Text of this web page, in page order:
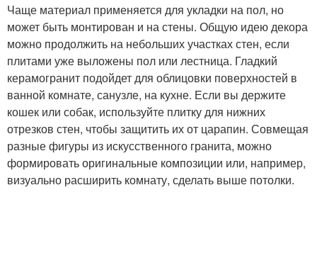
Чаще материал применяется для укладки на пол, но
может быть монтирован и на стены. Общую идею декора
можно продолжить на небольших участках стен, если
плитами уже выложены пол или лестница. Гладкий
керамогранит подойдет для облицовки поверхностей в
ванной комнате, санузле, на кухне. Если вы держите
кошек или собак, используйте плитку для нижних
отрезков стен, чтобы защитить их от царапин. Совмещая
разные фигуры из искусственного гранита, можно
формировать оригинальные композиции или, например,
визуально расширить комнату, сделать выше потолки.